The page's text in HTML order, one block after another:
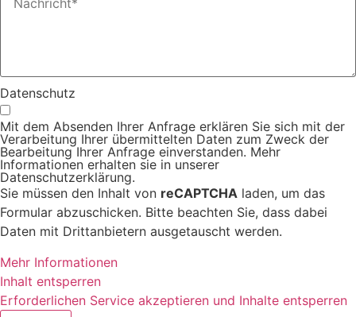
Datenschutz
Mit dem Absenden Ihrer Anfrage erklären Sie sich mit der
Verarbeitung Ihrer übermittelten Daten zum Zweck der
Bearbeitung Ihrer Anfrage einverstanden. Mehr
Informationen erhalten sie in unserer
Datenschutzerklärung.
Sie müssen den Inhalt von reCAPTCHA laden, um das
Formular abzuschicken. Bitte beachten Sie, dass dabei
Daten mit Drittanbietern ausgetauscht werden.
Mehr Informationen
Inhalt entsperren
Erforderlichen Service akzeptieren und Inhalte entsperren